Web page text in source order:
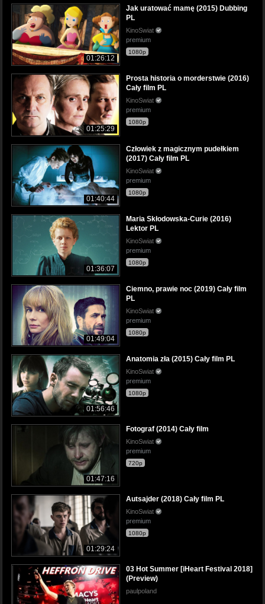
01:26:12
Jak uratować mamę (2015) Dubbing
PL
KinoSwiat
premium
1080p
01:25:29
Prosta historia o morderstwie (2016)
Cały film PL
KinoSwiat
premium
1080p
01:40:44
Człowiek z magicznym pudełkiem
(2017) Cały film PL
KinoSwiat
premium
1080p
01:36:07
Maria Skłodowska-Curie (2016)
Lektor PL
KinoSwiat
premium
1080p
01:49:04
Ciemno, prawie noc (2019) Cały film
PL
KinoSwiat
premium
1080p
01:56:46
Anatomia zła (2015) Cały film PL
KinoSwiat
premium
1080p
01:47:16
Fotograf (2014) Cały film
KinoSwiat
premium
720p
01:29:24
Autsajder (2018) Cały film PL
KinoSwiat
premium
1080p
03 Hot Summer [iHeart Festival 2018]
(Preview)
paulpoland